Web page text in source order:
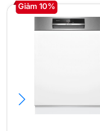
đa thời gian.
Khi đã được cài đặt
thực hiện chu trình
Giảm 10%